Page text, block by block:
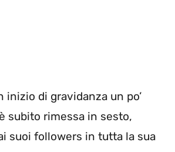
inizio di gravidanza un po’
subito rimessa in sesto,
suoi followers in tutta la sua